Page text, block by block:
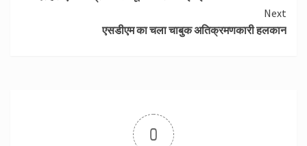
Next
एसडीएम का चला चाबुक अतिक्रमणकारी हलकान
0